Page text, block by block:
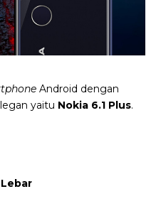
Android dengan
yaitu Nokia 6.1 Plus.